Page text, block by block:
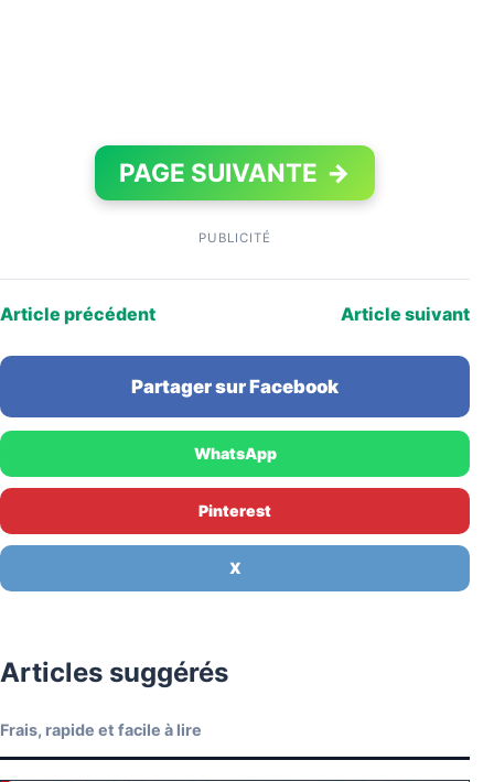
PAGE SUIVANTE →
PUBLICITÉ
Article précédent Article suivant
Partager sur Facebook
WhatsApp
Pinterest
X
Articles suggérés
Frais, rapide et facile à lire